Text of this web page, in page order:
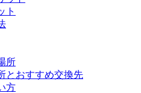
ト
所
とおすすめ交換先
方